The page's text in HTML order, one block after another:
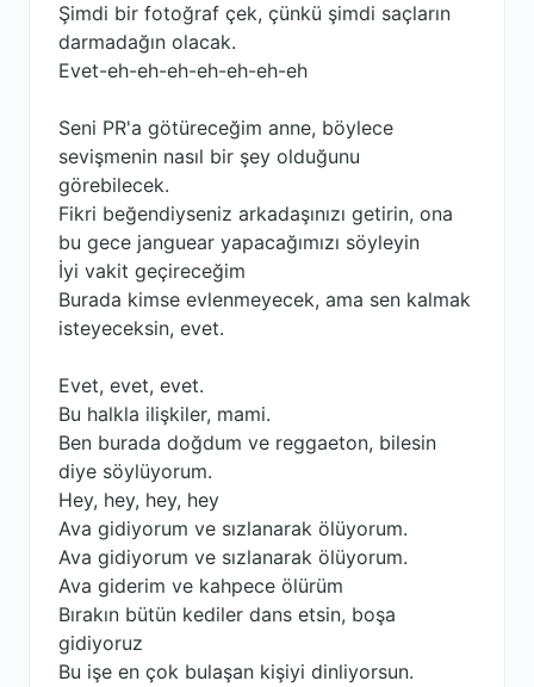
Şimdi bir fotoğraf çek, çünkü şimdi saçların
darmadağın olacak.
Evet-eh-eh-eh-eh-eh-eh-eh
Seni PR'a götüreceğim anne, böylece
sevişmenin nasıl bir şey olduğunu
görebilecek.
Fikri beğendiyseniz arkadaşınızı getirin, ona
bu gece janguear yapacağımızı söyleyin
İyi vakit geçireceğim
Burada kimse evlenmeyecek, ama sen kalmak
isteyeceksin, evet.
Evet, evet, evet.
Bu halkla ilişkiler, mami.
Ben burada doğdum ve reggaeton, bilesin
diye söylüyorum.
Hey, hey, hey, hey
Ava gidiyorum ve sızlanarak ölüyorum.
Ava gidiyorum ve sızlanarak ölüyorum.
Ava giderim ve kahpece ölürüm
Bırakın bütün kediler dans etsin, boşa
gidiyoruz
Bu işe en çok bulaşan kişiyi dinliyorsun.